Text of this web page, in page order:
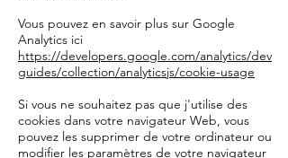
Vous pouvez en savoir plus sur Google
Analytics ici
https://developers.google.com/analytics/dev
guides/collection/analyticsjs/cookie-usage
Si vous ne souhaitez pas que j'utilise des
cookies dans votre navigateur Web, vous
pouvez les supprimer de votre ordinateur ou
modifier les paramètres de votre navigateur